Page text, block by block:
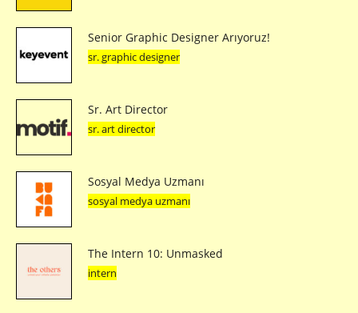
Senior Graphic Designer Arıyoruz!
sr. graphic designer
Sr. Art Director
sr. art director
Sosyal Medya Uzmanı
sosyal medya uzmanı
The Intern 10: Unmasked
intern